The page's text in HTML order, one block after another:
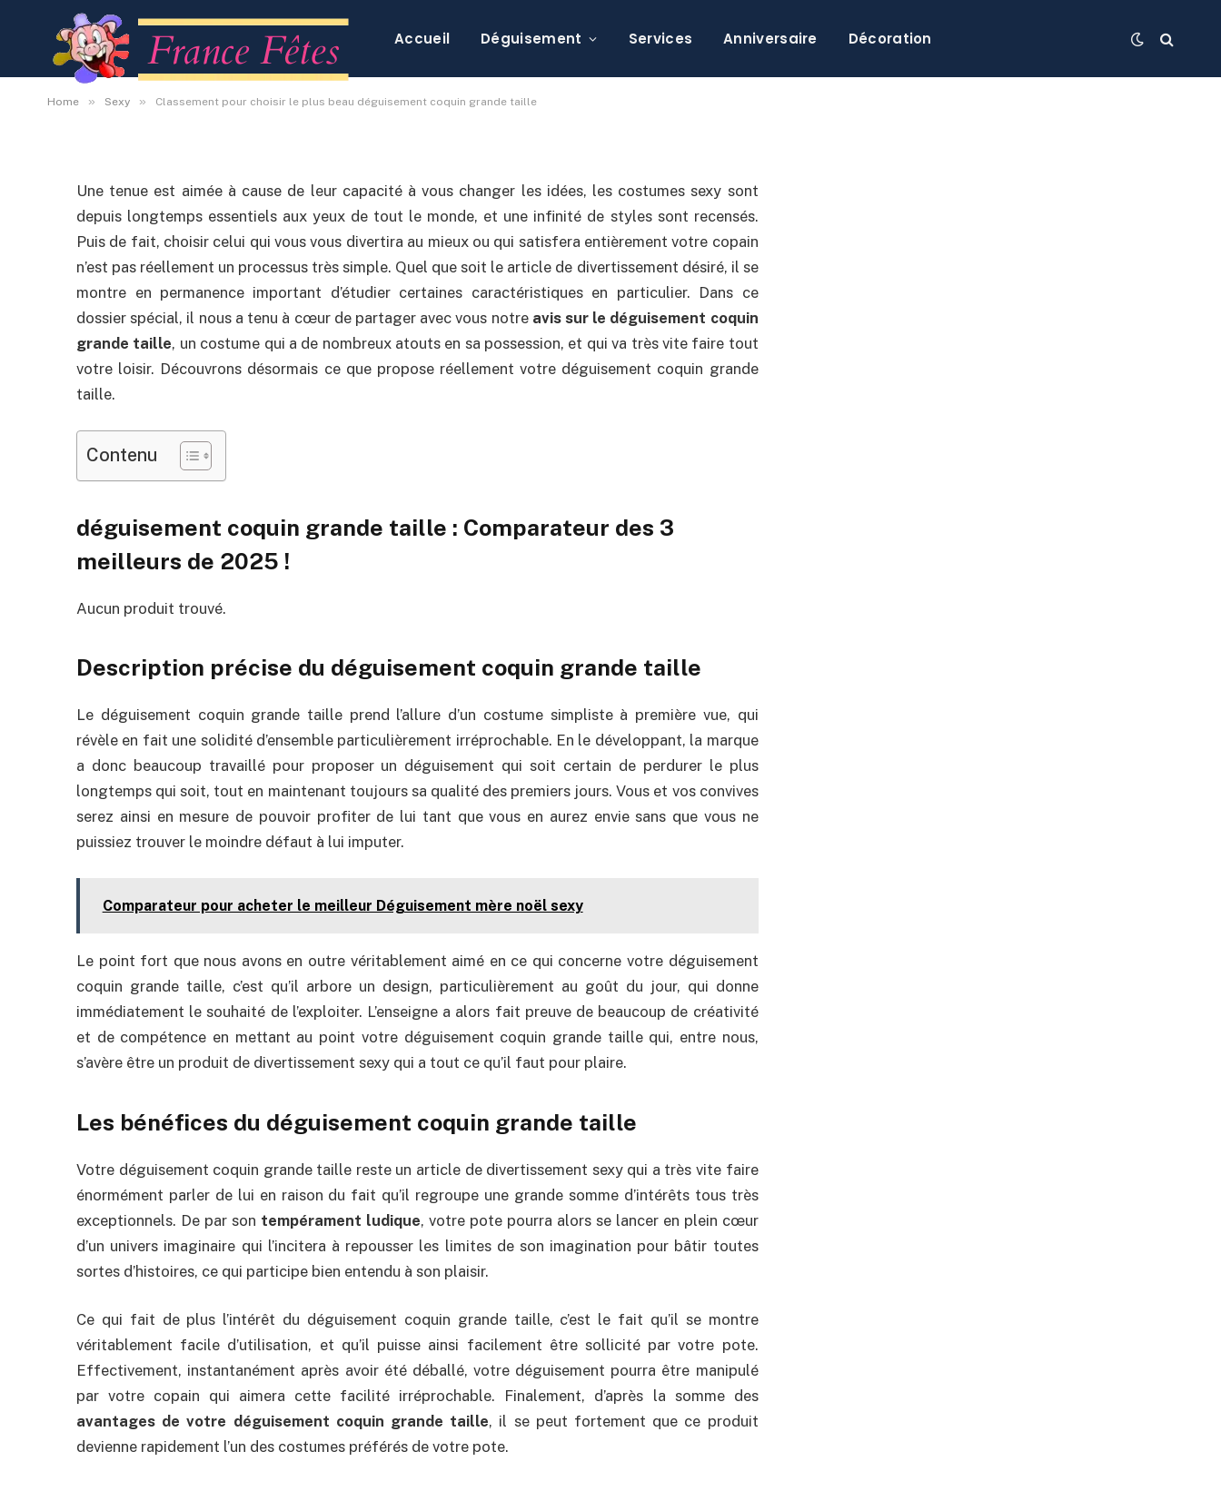
Accueil Déguisement Services Anniversaire Décoration
Home » Sexy » Classement pour choisir le plus beau déguisement coquin grande taille
déguisement coquin grande taille
By Administrateur 4 octobre 2020 Aucun commentaire
Une tenue est aimée à cause de leur capacité à vous changer les idées, les costumes sexy sont
depuis longtemps essentiels aux yeux de tout le monde, et une infinité de styles sont recensés.
Puis de fait, choisir celui qui vous vous divertira au mieux ou qui satisfera entièrement votre copain
n’est pas réellement un processus très simple. Quel que soit le article de divertissement désiré, il se
montre en permanence important d’étudier certaines caractéristiques en particulier. Dans ce
dossier spécial, il nous a tenu à cœur de partager avec vous notre avis sur le déguisement coquin
grande taille, un costume qui a de nombreux atouts en sa possession, et qui va très vite faire tout
votre loisir. Découvrons désormais ce que propose réellement votre déguisement coquin grande
taille.
Contenu
déguisement coquin grande taille : Comparateur des 3
meilleurs de 2025 !
Aucun produit trouvé.
Description précise du déguisement coquin grande taille
Le déguisement coquin grande taille prend l’allure d’un costume simpliste à première vue, qui
révèle en fait une solidité d’ensemble particulièrement irréprochable. En le développant, la marque
a donc beaucoup travaillé pour proposer un déguisement qui soit certain de perdurer le plus
longtemps qui soit, tout en maintenant toujours sa qualité des premiers jours. Vous et vos convives
serez ainsi en mesure de pouvoir profiter de lui tant que vous en aurez envie sans que vous ne
puissiez trouver le moindre défaut à lui imputer.
Comparateur pour acheter le meilleur Déguisement mère noël sexy
Le point fort que nous avons en outre véritablement aimé en ce qui concerne votre déguisement
coquin grande taille, c’est qu’il arbore un design, particulièrement au goût du jour, qui donne
immédiatement le souhaité de l’exploiter. L’enseigne a alors fait preuve de beaucoup de créativité
et de compétence en mettant au point votre déguisement coquin grande taille qui, entre nous,
s’avère être un produit de divertissement sexy qui a tout ce qu’il faut pour plaire.
Les bénéfices du déguisement coquin grande taille
Votre déguisement coquin grande taille reste un article de divertissement sexy qui a très vite faire
énormément parler de lui en raison du fait qu’il regroupe une grande somme d’intérêts tous très
exceptionnels. De par son tempérament ludique, votre pote pourra alors se lancer en plein cœur
d’un univers imaginaire qui l’incitera à repousser les limites de son imagination pour bâtir toutes
sortes d’histoires, ce qui participe bien entendu à son plaisir.
Ce qui fait de plus l’intérêt du déguisement coquin grande taille, c’est le fait qu’il se montre
véritablement facile d’utilisation, et qu’il puisse ainsi facilement être sollicité par votre pote.
Effectivement, instantanément après avoir été déballé, votre déguisement pourra être manipulé
par votre copain qui aimera cette facilité irréprochable. Finalement, d’après la somme des
avantages de votre déguisement coquin grande taille, il se peut fortement que ce produit
devienne rapidement l’un des costumes préférés de votre pote.